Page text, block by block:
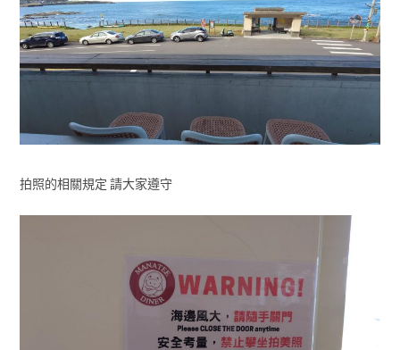
拍照的相關規定 請大家遵守